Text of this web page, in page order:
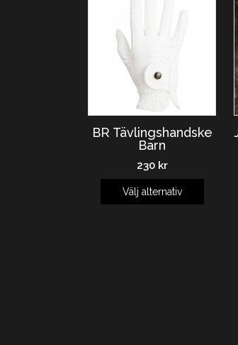
BR Tävlingshandske
Barn
230 kr
Välj alternativ